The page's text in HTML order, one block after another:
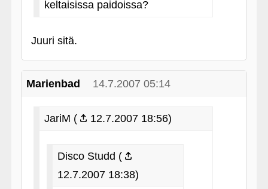
keltaisissa paidoissa?
Juuri sitä.
Marienbad 14.7.2007 05:14
JariM ( 12.7.2007 18:56)
Disco Studd (
12.7.2007 18:38)